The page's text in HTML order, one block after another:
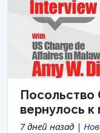
Посольство
вернулось к
7 дней назад |